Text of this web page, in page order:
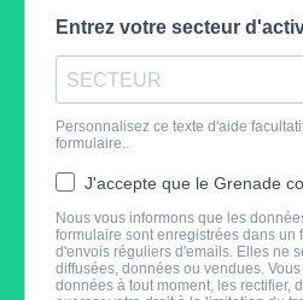
Entrez votre secteur
Personnalisez ce texte d'aide
formulaire..
J'accepte que le Grenade
Nous vous informons que les
formulaire sont enregistrées dans un
d'envois réguliers d'emails. Elles ne
diffusées, données ou vendues.
données à tout moment, les rectifier,